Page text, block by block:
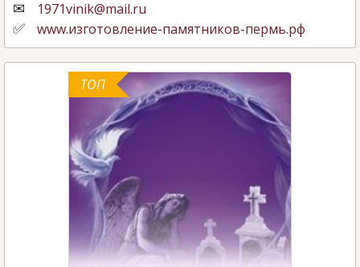
1971vinik@mail.ru
www.изготовление-памятников-пермь.рф
ТОП